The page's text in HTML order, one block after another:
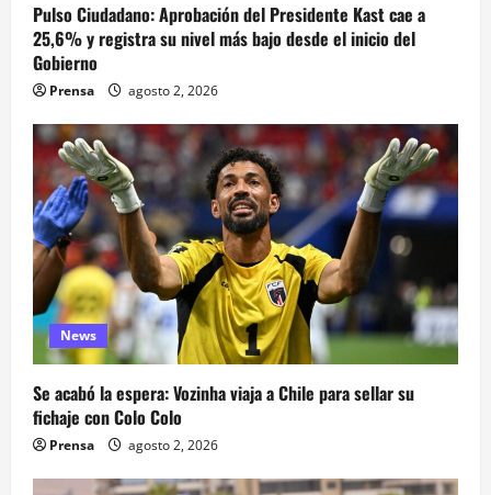
Pulso Ciudadano: Aprobación del Presidente Kast cae a
25,6% y registra su nivel más bajo desde el inicio del
Gobierno
Prensa agosto 2, 2026
News
Se acabó la espera: Vozinha viaja a Chile para sellar su
fichaje con Colo Colo
Prensa agosto 2, 2026